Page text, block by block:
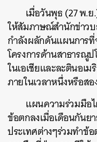
เมื่อวันพุธ (27 พ.
ให้สัมภาษณ์สำนักข่าว
กำลังผลักดันแผนการที่
โครงการด้านสาธารณู
ในเอเชียและละตินอเม
ภายในเวลาหนึ่งหรือส
แผนความร่วมมือ
ข้อตกลงเมื่อเดือนกัน
ประเทศต่างๆร่วมทำข้